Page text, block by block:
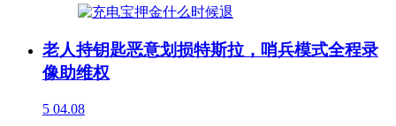
老人持钥匙恶意划损特斯拉，哨兵模式全程录
像助维权
5 04.08